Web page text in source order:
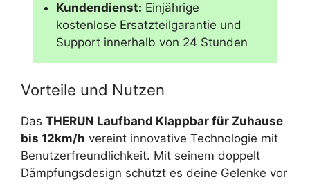
Kundendienst: Einjährige
kostenlose Ersatzteilgarantie und
Support innerhalb von 24 Stunden
Vorteile und Nutzen
Das THERUN Laufband Klappbar für Zuhause
bis 12km/h vereint innovative Technologie mit
Benutzerfreundlichkeit. Mit seinem doppelt
Dämpfungsdesign schützt es deine Gelenke vor